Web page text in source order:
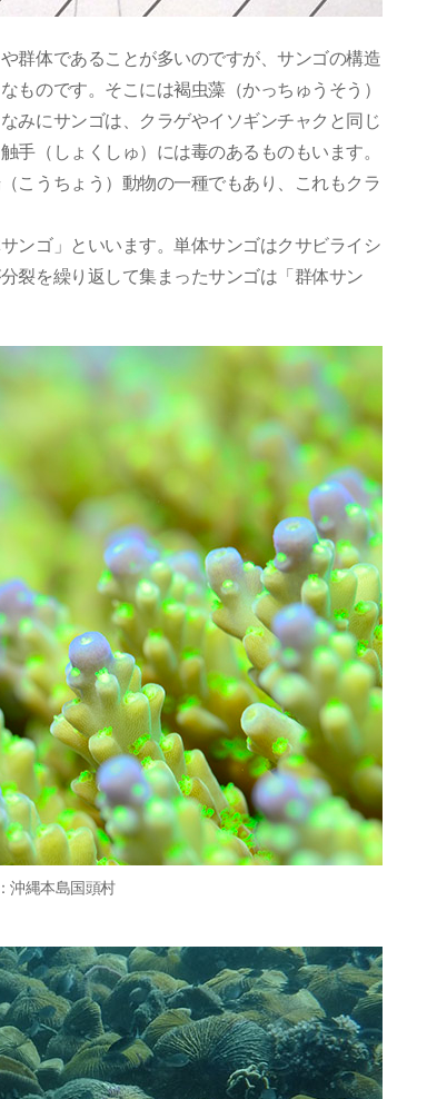
群体であることが多いのですが、サンゴの構造
ものです。そこには褐虫藻（かっちゅうそう）
みにサンゴは、クラゲやイソギンチャクと同じ
手（しょくしゅ）には毒のあるものもいます。
こうちょう）動物の一種でもあり、これもクラ
ンゴ」といいます。単体サンゴはクサビライシ
裂を繰り返して集まったサンゴは「群体サン
沖縄本島国頭村